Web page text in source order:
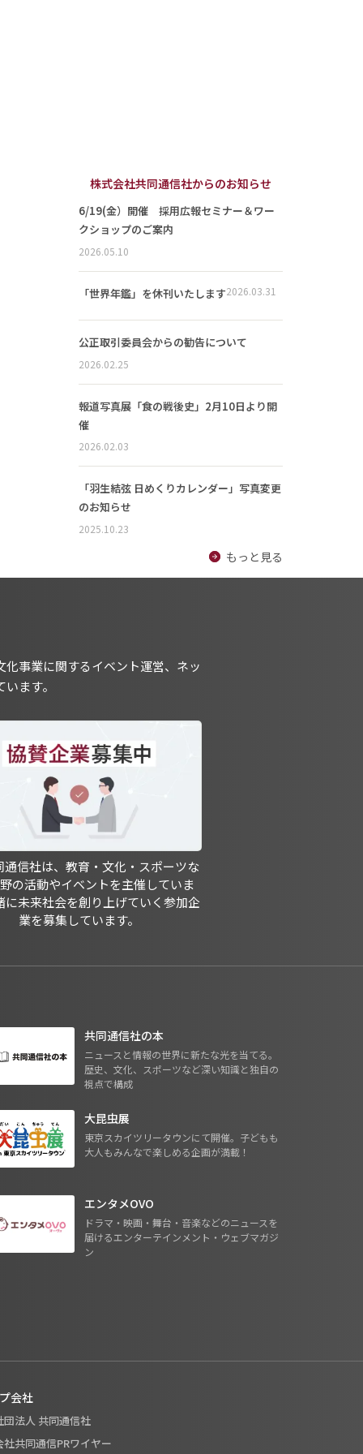
株式会社共同通信社からのお知らせ
6/19(金）開催 採用広報セミナー＆ワー
クショップのご案内
2026.05.10
「世界年鑑」を休刊いたします2026.03.31
公正取引委員会からの勧告について
2026.02.25
報道写真展「食の戦後史」2月10日より開
催
2026.02.03
「羽生結弦 日めくりカレンダー」写真変更
のお知らせ
2025.10.23
もっと見る
事業に関するイベント運営、ネッ
ます。
通信社は、教育・文化・スポーツな
の活動やイベントを主催していま
に未来社会を創り上げていく参加企
業を募集しています。
共同通信社の本
ニュースと情報の世界に新たな光を当てる。
歴史、文化、スポーツなど深い知識と独自の
視点で構成
大昆虫展
東京スカイツリータウンにて開催。子どもも
大人もみんなで楽しめる企画が満載！
エンタメOVO
ドラマ・映画・舞台・音楽などのニュースを
届けるエンターテインメント・ウェブマガジ
ン
会社
団法人 共同通信社
社共同通信PRワイヤー